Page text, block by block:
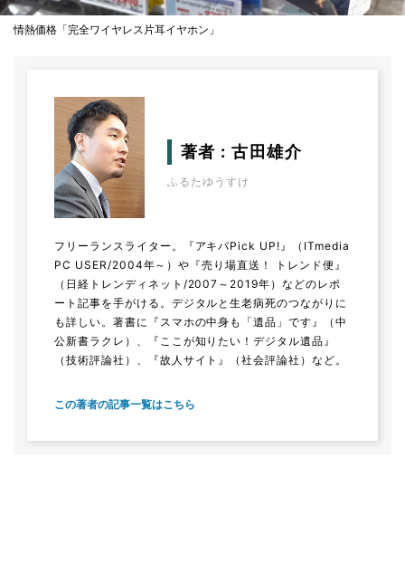
情熱価格「完全ワイヤレス片耳イヤホン」
著者 : 古田雄介
ふるたゆうすけ
フリーランスライター。『アキバPick UP!』（ITmedia
PC USER/2004年～）や『売り場直送！ トレンド便』
（日経トレンディネット/2007～2019年）などのレポ
ート記事を手がける。デジタルと生老病死のつながりに
も詳しい。著書に『スマホの中身も「遺品」です』（中
公新書ラクレ）、『ここが知りたい！デジタル遺品』
（技術評論社）、『故人サイト』（社会評論社）など。
この著者の記事一覧はこちら